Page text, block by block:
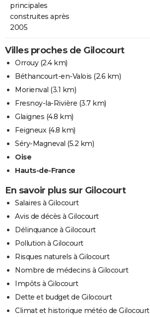
principales
construites après
2005
Villes proches de Gilocourt
Orrouy(2.4 km)
Béthancourt-en-Valois (2.6 km)
Morienval (3.1 km)
Fresnoy-la-Rivière (3.7 km)
Glaignes (4.8 km)
Feigneux(4.8 km)
Séry-Magneval (5.2 km)
Oise
Hauts-de-France
En savoir plus sur Gilocourt
Salaires à Gilocourt
Avis de décès à Gilocourt
Délinquance à Gilocourt
Pollution à Gilocourt
Risques naturels à Gilocourt
Nombre de médecins à Gilocourt
Impôts à Gilocourt
Dette et budget de Gilocourt
Climat et historique météo de Gilocourt